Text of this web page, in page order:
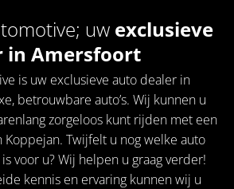
uw exclusieve
in Amersfoort
is uw exclusieve auto dealer in
betrouwbare auto’s. Wij kunnen u
zorgeloos kunt rijden met een
Koppejan. Twijfelt u nog welke auto
voor u? Wij helpen u graag verder!
kennis en ervaring kunnen wij u